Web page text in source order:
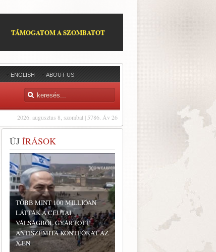
TÁMOGATOM A SZOMBATOT
ENGLISH ABOUT US
2026. augusztus 8, szombat | 5786. Áv 26
ÚJ ÍRÁSOK
TÖBB MINT 100 MILLIÓAN
LÁTTÁK A CEUTAI
VÁLSÁGBÓL GYÁRTOTT
ANTISZEMITA KONTEÓKAT AZ
X-EN